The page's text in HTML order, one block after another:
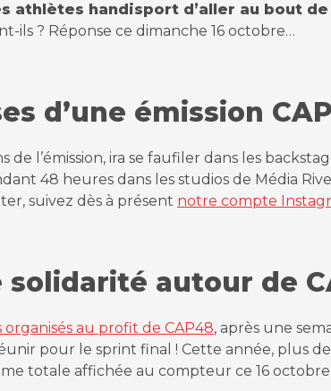
handisport d’aller au bout
ils ? Réponse ce dimanche 16 octobre…
d’une émission
de l’émission, ira se faufiler dans les
48 heures dans les studios de Média
suivez dès à présent notre compte
solidarité autour de
au profit de CAP48, après une
pour le sprint final ! Cette année, plus
totale affichée au compteur ce 16